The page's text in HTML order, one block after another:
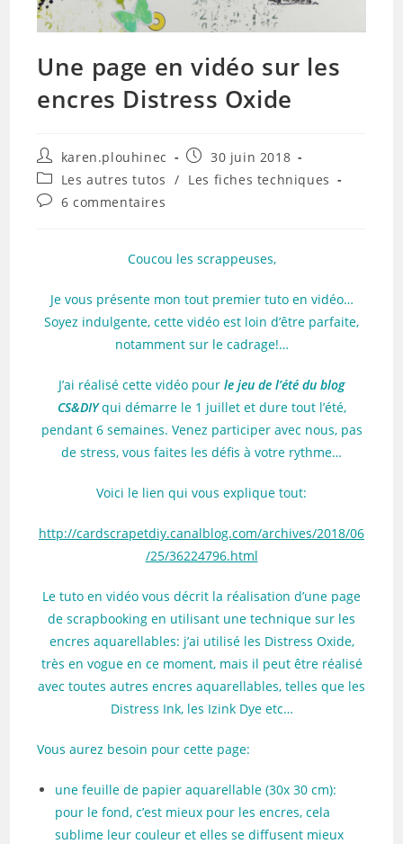
Une page en vidéo sur les
encres Distress Oxide
Auteur/autrice
de
la
publication :
karen.plouhinec
Publication
publiée :
30 juin 2018
Post
category:
Les autres tutos / Les fiches techniques
Commentaires
6 commentaires
Coucou les scrappeuses,
Je vous présente mon tout premier tuto en vidéo…
Soyez indulgente, cette vidéo est loin d’être parfaite,
notamment sur le cadrage!…
J’ai réalisé cette vidéo pour le jeu de l’été du blog
CS&DIYqui démarre le 1 juillet et dure tout l’été,
pendant 6 semaines. Venez participer avec nous, pas
de stress, vous faites les défis à votre rythme…
Voici le lien qui vous explique tout:
http://cardscrapetdiy.canalblog.com/archives/2018/06
/25/36224796.html
Le tuto en vidéo vous décrit la réalisation d’une page
de scrapbooking en utilisant une technique sur les
encres aquarellables: j’ai utilisé les Distress Oxide,
très en vogue en ce moment, mais il peut être réalisé
avec toutes autres encres aquarellables, telles que les
Distress Ink, les Izink Dye etc…
Vous aurez besoin pour cette page:
une feuille de papier aquarellable (30x 30 cm):
pour le fond, c’est mieux pour les encres, cela
sublime leur couleur et elles se diffusent mieux